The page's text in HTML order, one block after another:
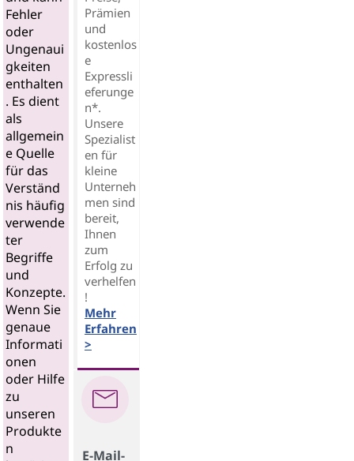
Fehler
oder
Ungenaui
gkeiten
enthalten
. Es dient
als
allgemein
e Quelle
für das
Verständ
nis häufig
verwende
ter
Begriffe
und
Konzepte.
Wenn Sie
genaue
Informati
onen
oder Hilfe
zu
unseren
Produkte
n
Prämien
und
kostenlos
e
Expressli
eferunge
n*.
Unsere
Spezialist
en für
kleine
Unterneh
men sind
bereit,
Ihnen
zum
Erfolg zu
verhelfen
!
Mehr
Erfahren
>
E-Mail-